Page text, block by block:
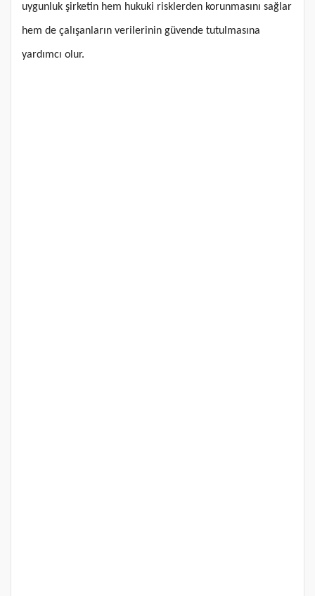
uygunluk şirketin hem hukuki risklerden korunmasını sağlar
hem de çalışanların verilerinin güvende tutulmasına
yardımcı olur.